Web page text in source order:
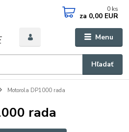
Menu
Hľadať
0 ks
za 0,00 EUR
Motorola DP1000 rada
rada